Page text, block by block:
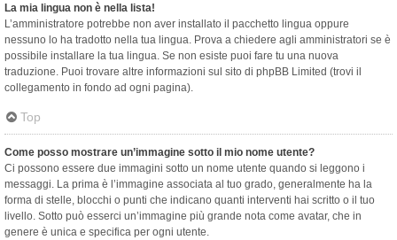
La mia lingua non è nella lista!
L’amministratore potrebbe non aver installato il pacchetto lingua oppure
nessuno lo ha tradotto nella tua lingua. Prova a chiedere agli amministratori se è
possibile installare la tua lingua. Se non esiste puoi fare tu una nuova
traduzione. Puoi trovare altre informazioni sul sito di phpBB Limited (trovi il
collegamento in fondo ad ogni pagina).
Top
Come posso mostrare un’immagine sotto il mio nome utente?
Ci possono essere due immagini sotto un nome utente quando si leggono i
messaggi. La prima è l’immagine associata al tuo grado, generalmente ha la
forma di stelle, blocchi o punti che indicano quanti interventi hai scritto o il tuo
livello. Sotto può esserci un’immagine più grande nota come avatar, che in
genere è unica e specifica per ogni utente.